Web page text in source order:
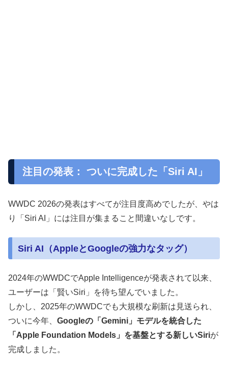
注目の発表： ついに完成した「Siri AI」
WWDC 2026の発表はすべてが注目度高めでしたが、やは
り「Siri AI」には注目が集まること間違いなしです。
Siri AI（AppleとGoogleの強力なタッグ）
2024年のWWDCでApple Intelligenceが発表されて以来、
ユーザーは「賢いSiri」を待ち望んでいました。
しかし、2025年のWWDCでも大規模な刷新は見送られ、
ついに今年、 Googleの「Gemini」モデルを統合した
「Apple Foundation Models」を基盤とする新しいSiriが
完成しました。